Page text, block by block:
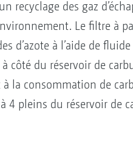
des gaz
Le filtre à
d’azote à l’aide de
côté du réservoir de
la consommation de
4 pleins du réservoir de